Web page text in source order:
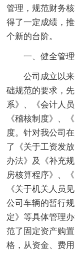
管理，规范财务
得了一定成绩，
个新的台阶。
一、健全管
公司成立以
础规范的要求，
系》、《会计人
《稽核制度》、
度。针对我公司
了《关于工资发
办法》及《补充
房核算程序》、
《关于机关人员
公司车辆的暂行
定》等具体管理
范了固定资产购
格，从资金、费